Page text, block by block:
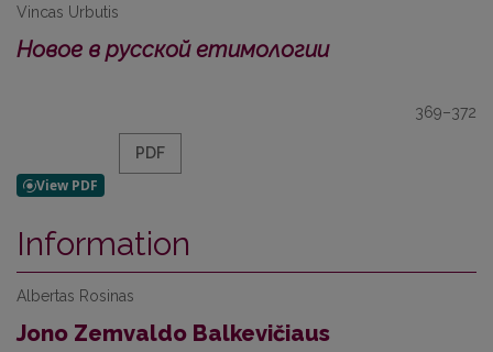
Vincas Urbutis
Новое в русской етимологии
369–372
PDF
Information
Albertas Rosinas
Jono Zemvaldo Balkevičiaus